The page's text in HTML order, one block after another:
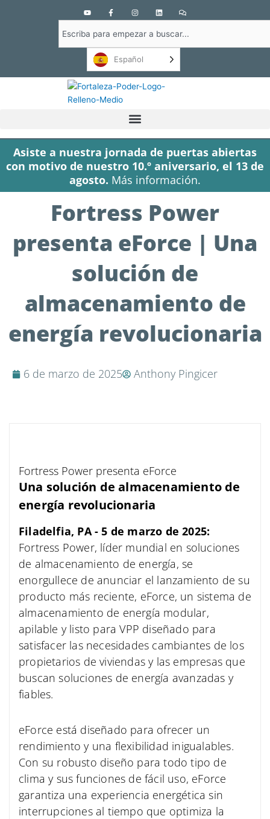
Y
o
u
t
u
b
F
a
c
e
b
o
f
I
n
s
t
a
g
a
L
i
n
k
e
d
C
o
m
e
n
t
en
Español
Asiste a nuestra jornada de puertas abiertas
con motivo de nuestro 10.º aniversario, el 13 de
agosto. Más información.
Fortress Power
presenta eForce | Una
solución de
almacenamiento de
energía revolucionaria
6 de marzo de 2025 Anthony Pingicer
Fortress Power presenta eForce
Una solución de almacenamiento de
energía revolucionaria
Filadelfia, PA - 5 de marzo de 2025:
Fortress Power, líder mundial en soluciones
de almacenamiento de energía, se
enorgullece de anunciar el lanzamiento de su
producto más reciente, eForce, un sistema de
almacenamiento de energía modular,
apilable y listo para VPP diseñado para
satisfacer las necesidades cambiantes de los
propietarios de viviendas y las empresas que
buscan soluciones de energía avanzadas y
fiables.
eForce está diseñado para ofrecer un
rendimiento y una flexibilidad inigualables.
Con su robusto diseño para todo tipo de
clima y sus funciones de fácil uso, eForce
garantiza una experiencia energética sin
interrupciones al tiempo que optimiza la